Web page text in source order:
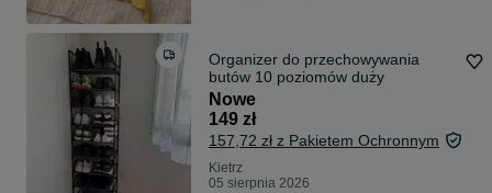
Organizer do przechowywania
butów 10 poziomów duży
Nowe
149 zł
157,72 zł z Pakietem Ochronnym
Kietrz
05 sierpnia 2026